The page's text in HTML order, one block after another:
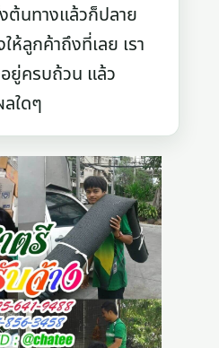
ต้นทางแล้วก็ปลาย
ห้ลูกค้าถึงที่เลย เรา
ยู่ครบถ้วน แล้ว
ใดๆ